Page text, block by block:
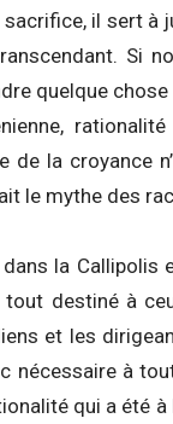
il sert
Si
quelque
de la croyance
le mythe des
la
destiné à
et les
nécessaire à
qui a été